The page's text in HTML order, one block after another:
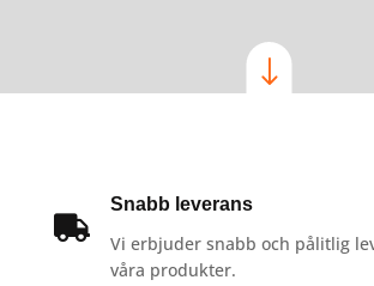
"

Snabb leverans
Vi erbjuder snabb och pålitlig
våra produkter.